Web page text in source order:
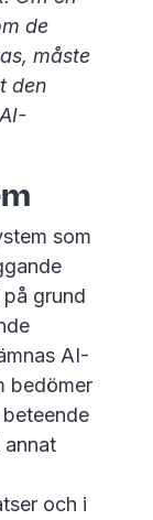
de
måste
den
som
grund
AI-
bedömer
annat
och i